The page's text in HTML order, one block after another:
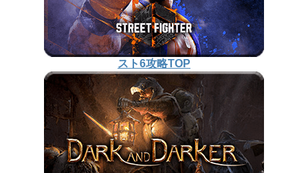
スト6攻略TOP